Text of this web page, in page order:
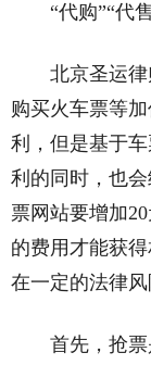
“代购”“代售
北京圣运律
购买火车票等
利，但是基于
利的同时，也
票网站要增加
的费用才能获
在一定的法律风
首先，抢票是